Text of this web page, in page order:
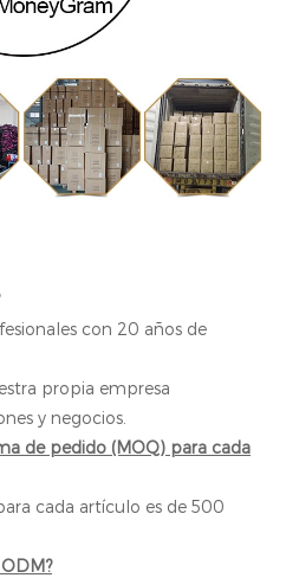
con 20 años de
propia empresa
y negocios.
de pedido (MOQ) para cada
cada artículo es de 500